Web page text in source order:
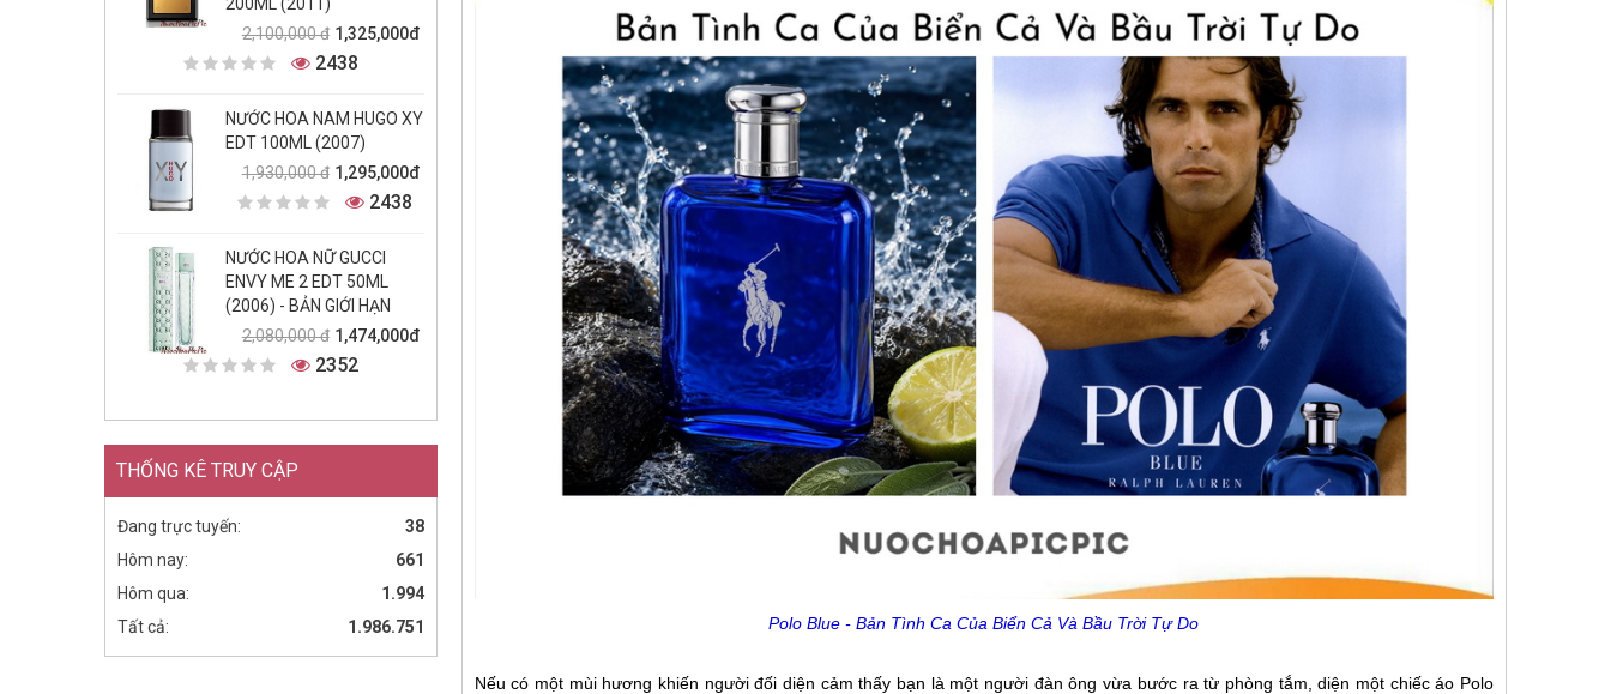
2,100,000 đ 1,325,000đ
2438
NƯỚC HOA NAM HUGO XY
EDT 100ML (2007)
1,930,000 đ 1,295,000đ
2438
NƯỚC HOA NỮ GUCCI
ENVY ME 2 EDT 50ML
(2006) - BẢN GIỚI HẠN
2,080,000 đ 1,474,000đ
2352
THỐNG KÊ TRUY CẬP
Đang trực tuyến:
38
Hôm nay:
661
Hôm qua:
1.994
Tất cả:
1.986.751 Polo Blue - Bản Tình Ca Của Biển Cả Và Bầu Trời Tự Do
Nếu có một mùi hương khiến người đối diện cảm thấy bạn là một người đàn ông vừa bước ra từ phòng tắm, diện một chiếc áo Polo